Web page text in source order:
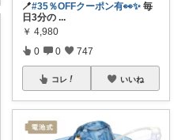
🪥#35％OFFクーポン有👀✨ 毎
日3分の ...
￥ 4,980
0 0 747
コレ いいね